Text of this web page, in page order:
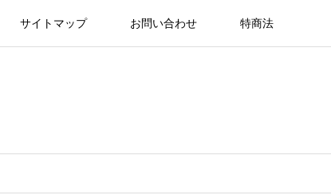
サイトマップ お問い合わせ 特商法